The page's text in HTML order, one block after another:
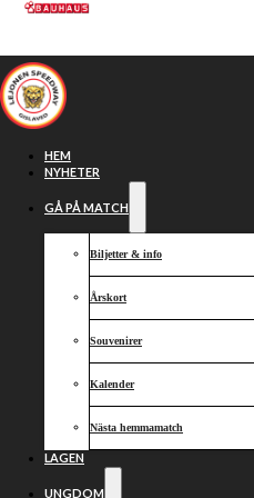
Hoppa till huvudinnehåll
HEM
NYHETER
GÅ PÅ MATCH
Biljetter & info
Årskort
Souvenirer
Kalender
Nästa hemmamatch
LAGEN
UNGDOM